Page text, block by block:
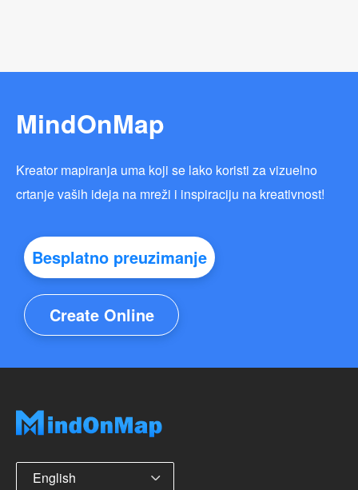
MindOnMap
Kreator mapiranja uma koji se lako koristi za vizuelno
crtanje vaših ideja na mreži i inspiraciju na kreativnost!
Besplatno preuzimanje
Create Online
English